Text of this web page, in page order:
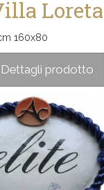
Loreta
160x80
Dettagli prodotto